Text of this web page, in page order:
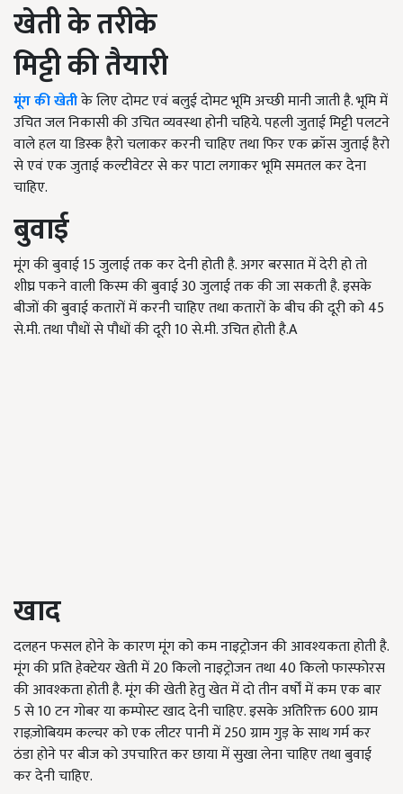
खेती के तरीके
मिट्टी की तैयारी
मूंग की खेतीके लिए दोमट एवं बलुई दोमट भूमि अच्छी मानी जाती है. भूमि में
उचित जल निकासी की उचित व्यवस्था होनी चहिये. पहली जुताई मिट्टी पलटने
वाले हल या डिस्क हैरो चलाकर करनी चाहिए तथा फिर एक क्रॉस जुताई हैरो
से एवं एक जुताई कल्टीवेटर से कर पाटा लगाकर भूमि समतल कर देना
चाहिए.
बुवाई
मूंग की बुवाई15जुलाई तक कर देनी होती है. अगर बरसात में देरी हो तो
शीघ्र पकने वाली किस्म की बुवाई30जुलाई तक की जा सकती है. इसके
बीजों की बुवाई कतारों में करनी चाहिए तथा कतारों के बीच की दूरी को45
से.मी. तथा पौधों से पौधों की दूरी10से.मी. उचित होती है.A
खाद
दलहन फसल होने के कारण मूंग को कम नाइट्रोजन की आवश्यकता होती है.
मूंग की प्रति हेक्टेयर खेती में20किलो नाइट्रोजन तथा40किलो फास्फोरस
की आवश्कता होती है. मूंग की खेती हेतु खेत में दो तीन वर्षों में कम एक बार
5से10टन गोबर या कम्पोस्ट खाद देनी चाहिए. इसके अतिरिक्त600ग्राम
राइज़ोबियम कल्चर को एक लीटर पानी में250ग्राम गुड़ के साथ गर्म कर
ठंडा होने पर बीज को उपचारित कर छाया में सुखा लेना चाहिए तथा बुवाई
कर देनी चाहिए.